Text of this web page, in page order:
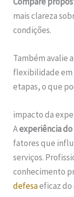
mais clareza
condições.
Também avalie
flexibilidade em
etapas, o que
impacto da
Aexperiência
fatores que
serviços.
conhecimento
defesaeficaz